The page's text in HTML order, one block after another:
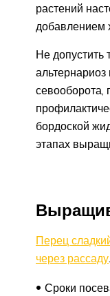
растений
добавлением
Не допустить
севооборота,
бордоской
этапах
Перец
через рассаду.
Сроки